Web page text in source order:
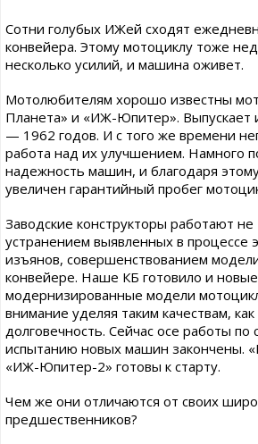
Сотни голубых ИЖей сходят
конвейера. Этому мотоциклу тоже
несколько усилий, и машина оживет.
Мотолюбителям хорошо известны
Планета» и «ИЖ-Юпитер». Выпускает
— 1962 годов. И с того же времени
работа над их улучшением. Намного
надежность машин, и благодаря
увеличен гарантийный пробег
Заводские конструкторы работают не
устранением выявленных в процессе
изъянов, совершенствованием
конвейере. Наше КБ готовило и
модернизированные модели
внимание уделяя таким качествам,
долговечность. Сейчас осе работы по
испытанию новых машин закончены.
«ИЖ-Юпитер-2» готовы к старту.
Чем же они отличаются от своих
предшественников?